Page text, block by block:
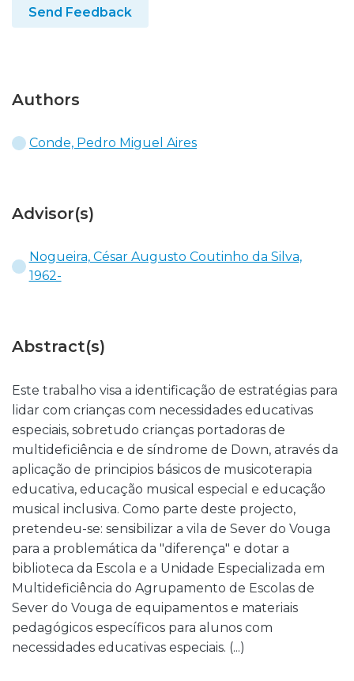
Send Feedback
Authors
Conde, Pedro Miguel Aires
Advisor(s)
Nogueira, César Augusto Coutinho da Silva,
1962-
Abstract(s)
Este trabalho visa a identificação de estratégias para
lidar com crianças com necessidades educativas
especiais, sobretudo crianças portadoras de
multideficiência e de síndrome de Down, através da
aplicação de principios básicos de musicoterapia
educativa, educação musical especial e educação
musical inclusiva. Como parte deste projecto,
pretendeu-se: sensibilizar a vila de Sever do Vouga
para a problemática da "diferença" e dotar a
biblioteca da Escola e a Unidade Especializada em
Multideficiência do Agrupamento de Escolas de
Sever do Vouga de equipamentos e materiais
pedagógicos específicos para alunos com
necessidades educativas especiais. (...)